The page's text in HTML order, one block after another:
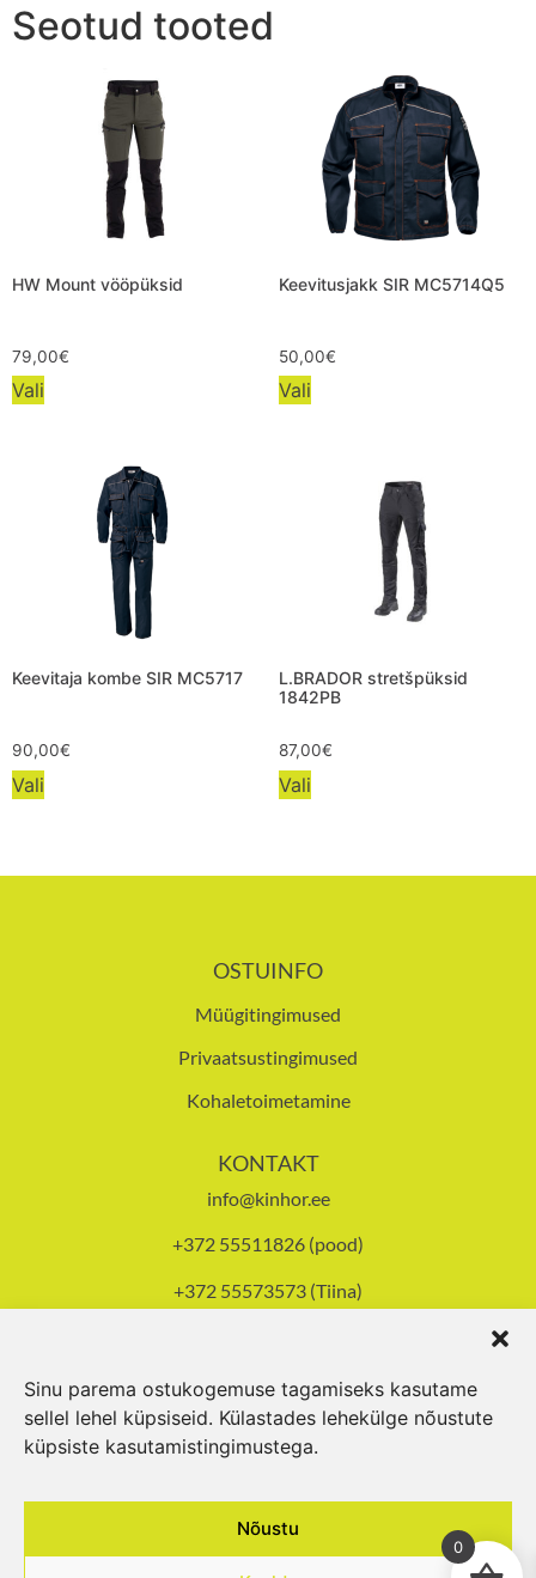
Sinu parema ostukogemuse tagamiseks kasutame
sellel lehel küpsiseid. Külastades lehekülge nõustute
küpsiste kasutamistingimustega.
Nõustu
Seotud tooted
HW Mount vööpüksid
79,00€
Vali
Keevitusjakk SIR MC5714Q5
50,00€
Vali
Keevitaja kombe SIR MC5717
90,00€
Vali
L.BRADOR stretšpüksid
1842PB
87,00€
Vali
OSTUINFO
Müügitingimused
Privaatsustingimused
Kohaletoimetamine
KONTAKT
info@kinhor.ee
+372 55511826 (pood)
+372 55573573 (Tiina)
Avatud E-R 8-17.30,L 10-14
0